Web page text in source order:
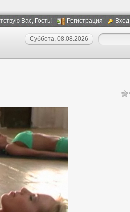
Вас, Гость! Регистрация Вход
Суббота, 08.08.2026